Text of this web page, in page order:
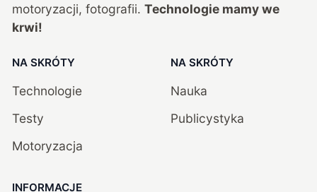
motoryzacji, fotografii. Technologie mamy we
krwi!
NA SKRÓTY
Technologie
Testy
Motoryzacja
NA SKRÓTY
Nauka
Publicystyka
INFORMACJE